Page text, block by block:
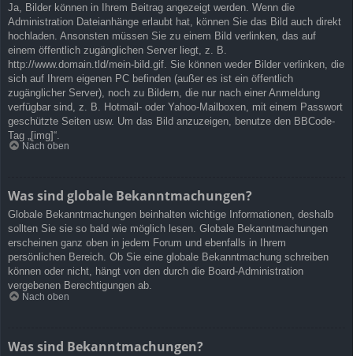
Ja, Bilder können in Ihrem Beitrag angezeigt werden. Wenn die
Administration Dateianhänge erlaubt hat, können Sie das Bild auch direkt
hochladen. Ansonsten müssen Sie zu einem Bild verlinken, das auf
einem öffentlich zugänglichen Server liegt, z. B.
http://www.domain.tld/mein-bild.gif. Sie können weder Bilder verlinken, die
sich auf Ihrem eigenen PC befinden (außer es ist ein öffentlich
zugänglicher Server), noch zu Bildern, die nur nach einer Anmeldung
verfügbar sind, z. B. Hotmail- oder Yahoo-Mailboxen, mit einem Passwort
geschützte Seiten usw. Um das Bild anzuzeigen, benutze den BBCode-
Tag „[img]“.
Nach oben
Was sind globale Bekanntmachungen?
Globale Bekanntmachungen beinhalten wichtige Informationen, deshalb
sollten Sie sie so bald wie möglich lesen. Globale Bekanntmachungen
erscheinen ganz oben in jedem Forum und ebenfalls in Ihrem
persönlichen Bereich. Ob Sie eine globale Bekanntmachung schreiben
können oder nicht, hängt von den durch die Board-Administration
vergebenen Berechtigungen ab.
Nach oben
Was sind Bekanntmachungen?